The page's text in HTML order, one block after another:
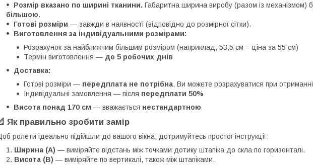
Розмір вказано по ширині тканини. Габаритна ширина виробу (разом із механізмом)
більшою.
Готові розміри — завжди в наявності (відповідно до розмірної сітки).
Виготовлення за індивідуальними розмірами:
Розрахунок за найближчим більшим розміром (наприклад, 53,5 см = ціна за 55 см)
Термін виготовлення — до 5 робочих днів
Доставка:
Готові розміри — передплата не потрібна, Ви можете розрахуватися при отриманні
Індивідуальні замовлення — після передплати 50%
Висота понад 170 см — вважається нестандартною
Як правильно зробити замір
ролети ідеально підійшли до вашого вікна, дотримуйтесь простої інструкції:
Ширина (A) — виміряйте відстань між точками дотику штапіка до скла по горизонталі.
Висота (B) — виміряйте по вертикалі, також між штапіками.